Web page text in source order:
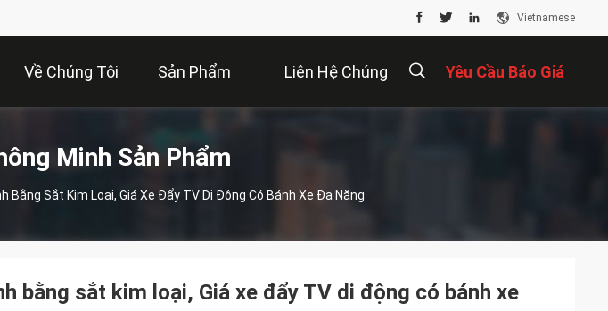
Vietnamese
Về Chúng Tôi Sản Phẩm Liên Hệ Chúng Yêu Cầu Báo Giá
Minh Sản Phẩm
Bằng Sắt Kim Loại, Giá Xe Đẩy TV Di Động Có Bánh Xe Đa Năng
bằng sắt kim loại, Giá xe đẩy TV di động có bánh xe